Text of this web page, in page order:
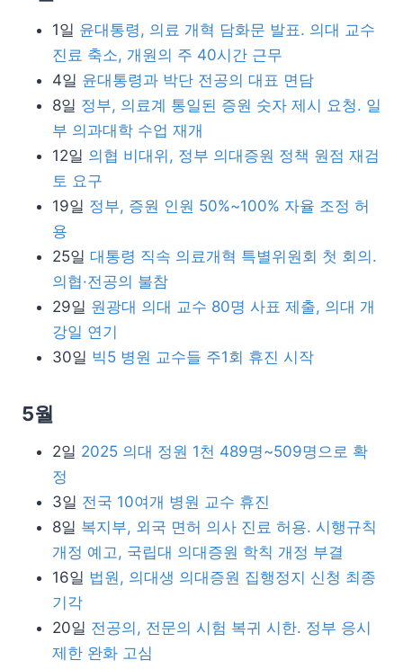
1일 윤대통령, 의료 개혁 담화문 발표. 의대 교수
진료 축소, 개원의 주 40시간 근무
4일 윤대통령과 박단 전공의 대표 면담
8일 정부, 의료계 통일된 증원 숫자 제시 요청. 일
부 의과대학 수업 재개
12일 의협 비대위, 정부 의대증원 정책 원점 재검
토 요구
19일 정부, 증원 인원 50%~100% 자율 조정 허
용
25일 대통령 직속 의료개혁 특별위원회 첫 회의.
의협·전공의 불참
29일 원광대 의대 교수 80명 사표 제출, 의대 개
강일 연기
30일 빅5 병원 교수들 주1회 휴진 시작
5월
2일 2025 의대 정원 1천 489명~509명으로 확
정
3일 전국 10여개 병원 교수 휴진
8일 복지부, 외국 면허 의사 진료 허용. 시행규칙
개정 예고, 국립대 의대증원 학칙 개정 부결
16일 법원, 의대생 의대증원 집행정지 신청 최종
기각
20일 전공의, 전문의 시험 복귀 시한. 정부 응시
제한 완화 고심